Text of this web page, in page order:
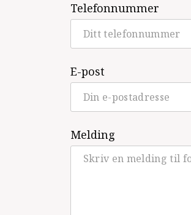
Telefonnummer
E-post
Melding